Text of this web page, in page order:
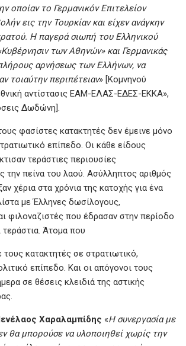
οποίαν το Γερμανικόν Επιτελείον
εις την Τουρκίαν και είχεν ανάγκην
Η παγερά σιωπή του Ελληνικού
των Αθηνών» και Γερμανικάς
αρνήσεως των Ελλήνων, να
τοιαύτην περιπέτειαν» [Κομνηνού
αντίστασις ΕΑΜ-ΕΛΑΣ-ΕΔΕΣ-ΕΚΚΑ»,
Δωδώνη].
φασίστες κατακτητές δεν έμεινε μόνο
επίπεδο. Οι κάθε είδους
τεράστιες περιουσίες
την πείνα του λαού. Ασύλληπτος αριθμός
χέρια στα χρόνια της κατοχής για ένα
με Έλληνες δωσίλογους,
φιλοναζιστές που έδρασαν στην περίοδο
τεράστια. Άτομα που
τους κατακτητές σε στρατιωτικό,
επίπεδο. Και οι απόγονοι τους
σε θέσεις κλειδιά της αστικής
Χαραλαμπίδης «Η συνεργασία με
θα μπορούσε να υλοποιηθεί χωρίς την